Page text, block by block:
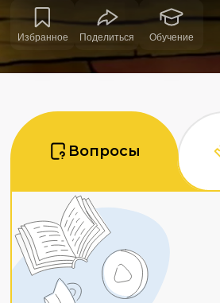
Избранное Поделиться Обучение
Вопросы